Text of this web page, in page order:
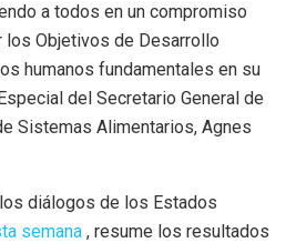
a todos en un compromiso
los Objetivos de Desarrollo
humanos fundamentales en su
del Secretario General de
Sistemas Alimentarios, Agnes
diálogos de los Estados
semana , resume los resultados